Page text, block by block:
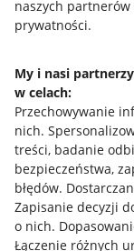
naszych
prywatności.
My i nasi
w celach:
Przechowywanie
nich.
treści, badanie
bezpieczeństwa,
błędów.
Zapisanie decyzji
o nich.
Łączenie różnych
Jak to działa
Allegro Gadane dla
Allegro Gadane
Mapa miejscowości
Informacje
Regulamin